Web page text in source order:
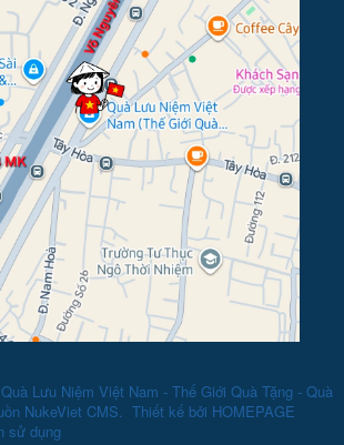
Quà Lưu Niệm Việt Nam - Thế Giới Quà Tặng - Quà
NukeViet CMS. Thiết kế bởi HOMEPAGE
sử dụng